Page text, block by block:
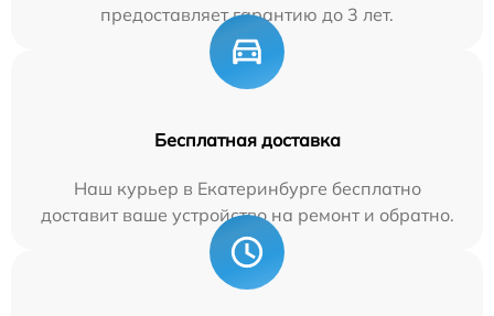
предоставляет гарантию до 3 лет.
Бесплатная доставка
Наш курьер в Екатеринбурге бесплатно
доставит ваше устройство на ремонт и обратно.